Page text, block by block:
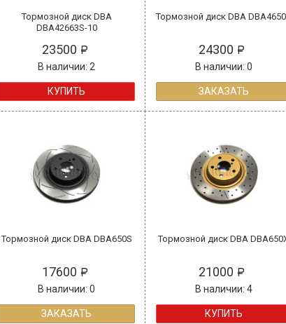
Тормозной диск DBA
DBA42663S-10
23500
В наличии: 2
КУПИТЬ
Тормозной диск DBA
24300
В наличии: 0
ЗАКАЗАТЬ
Тормозной диск DBA DBA650S
17600
В наличии: 0
ЗАКАЗАТЬ
Тормозной диск DBA
21000
В наличии: 4
КУПИТЬ